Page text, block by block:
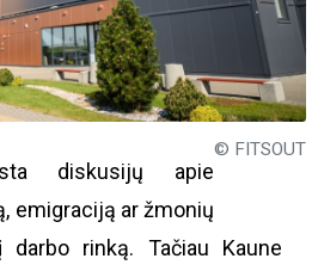
© FITSOUT
diskusijų apie
emigraciją ar žmonių
rinką. Tačiau Kaune